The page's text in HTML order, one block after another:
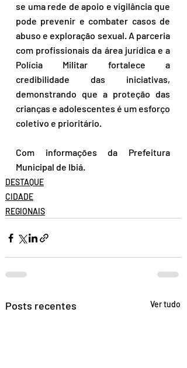
se uma rede de apoio e vigilância que
pode prevenir e combater casos de
abuso e exploração sexual. A parceria
com profissionais da área jurídica e a
Polícia Militar fortalece a
credibilidade das iniciativas,
demonstrando que a proteção das
crianças e adolescentes é um esforço
coletivo e prioritário.
Com informações da Prefeitura
Municipal de Ibiá.
DESTAQUE
CIDADE
REGIONAIS
Posts recentes Ver tudo